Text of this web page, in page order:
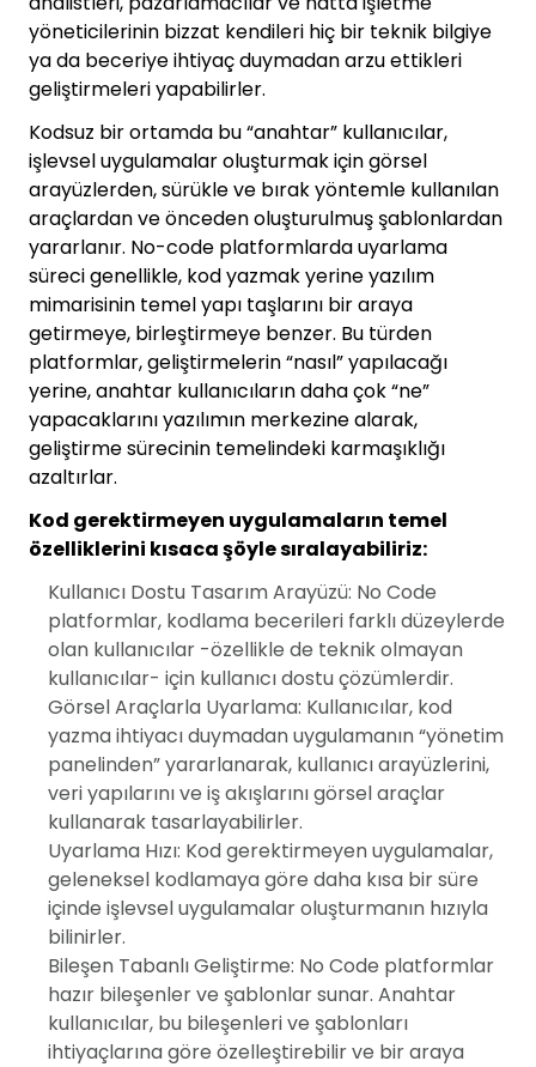
yöneticilerinin bizzat kendileri hiç bir teknik bilgiye
ya da beceriye ihtiyaç duymadan arzu ettikleri
geliştirmeleri yapabilirler.
Kodsuz bir ortamda bu “anahtar” kullanıcılar,
işlevsel uygulamalar oluşturmak için görsel
arayüzlerden, sürükle ve bırak yöntemle kullanılan
araçlardan ve önceden oluşturulmuş şablonlardan
yararlanır. No-code platformlarda uyarlama
süreci genellikle, kod yazmak yerine yazılım
mimarisinin temel yapı taşlarını bir araya
getirmeye, birleştirmeye benzer. Bu türden
platformlar, geliştirmelerin “nasıl” yapılacağı
yerine, anahtar kullanıcıların daha çok “ne”
yapacaklarını yazılımın merkezine alarak,
geliştirme sürecinin temelindeki karmaşıklığı
azaltırlar.
Kod gerektirmeyen uygulamaların temel
özelliklerini kısaca şöyle sıralayabiliriz:
Kullanıcı Dostu Tasarım Arayüzü: No Code
platformlar, kodlama becerileri farklı düzeylerde
olan kullanıcılar -özellikle de teknik olmayan
kullanıcılar- için kullanıcı dostu çözümlerdir.
Görsel Araçlarla Uyarlama: Kullanıcılar, kod
yazma ihtiyacı duymadan uygulamanın “yönetim
panelinden” yararlanarak, kullanıcı arayüzlerini,
veri yapılarını ve iş akışlarını görsel araçlar
kullanarak tasarlayabilirler.
Uyarlama Hızı: Kod gerektirmeyen uygulamalar,
geleneksel kodlamaya göre daha kısa bir süre
içinde işlevsel uygulamalar oluşturmanın hızıyla
bilinirler.
Bileşen Tabanlı Geliştirme: No Code platformlar
hazır bileşenler ve şablonlar sunar. Anahtar
kullanıcılar, bu bileşenleri ve şablonları
ihtiyaçlarına göre özelleştirebilir ve bir araya